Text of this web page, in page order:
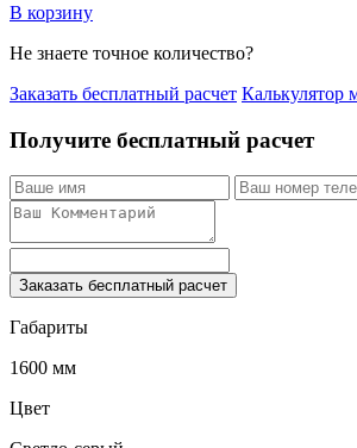
В корзину
Не знаете точное количество?
Заказать бесплатный расчет Калькулятор
Получите бесплатный расчет
Заказать бесплатный расчет
Габариты
1600 мм
Цвет